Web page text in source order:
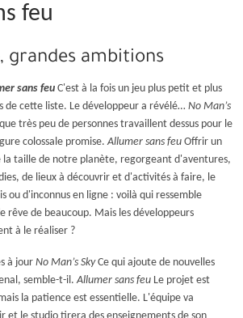
feu
grandes ambitions
sans feu C'est à la fois un jeu plus petit et plus
de cette liste. Le développeur a révélé… No Man’s
très peu de personnes travaillent dessus pour le
colossale promise.Allumer sans feu Offrir un
la taille de notre planète, regorgeant d'aventures,
de lieux à découvrir et d'activités à faire, le
ou d'inconnus en ligne : voilà qui ressemble
rêve de beaucoup. Mais les développeurs
à le réaliser ?
à jour No Man’s SkyCe qui ajoute de nouvelles
semble-t-il.Allumer sans feu Le projet est
la patience est essentielle. L'équipe va